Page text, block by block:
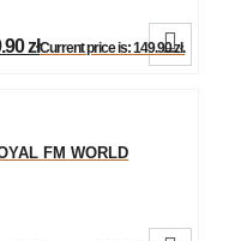
złCurrent price is: 149.90 zł.

FM WORLD